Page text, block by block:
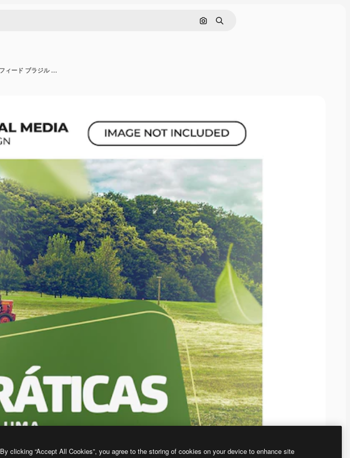
画像で検索
検索
ソーシャルメディア アグリビジネス 収 プランテーション PSD フィード ブラジル ポルトガル語
By clicking “Accept All Cookies”, you agree to the storing of cookies on your device to enhance site